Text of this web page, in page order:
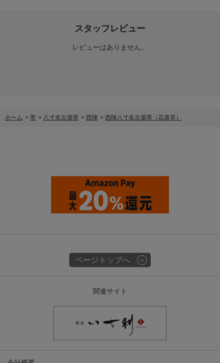
スタッフレビュー
レビューはありません。
ホーム > 帯 > 八寸名古屋帯 > 西陣 > 西陣八寸名古屋帯（花唐草）
ページトップへ
関連サイト